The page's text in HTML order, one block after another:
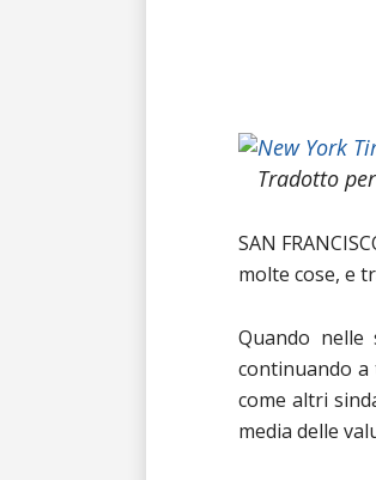
New York
Tradotto per
SAN
molte cose, e
Quando nelle
continuando a
come altri
media delle